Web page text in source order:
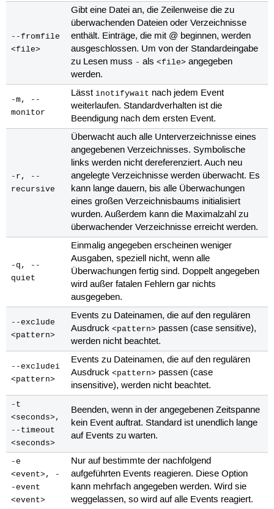
--fromfile
<file>
Gibt eine Datei an, die Zeilenweise die zu
überwachenden Dateien oder Verzeichnisse
enthält. Einträge, die mit @ beginnen, werden
ausgeschlossen. Um von der Standardeingabe
zu Lesen muss - als<file> angegeben
werden.
-m, --
monitor
Lässt inotifywait nach jedem Event
weiterlaufen. Standardverhalten ist die
Beendigung nach dem ersten Event.
-r, --
recursive
Überwacht auch alle Unterverzeichnisse eines
angegebenen Verzeichnisses. Symbolische
links werden nicht dereferenziert. Auch neu
angelegte Verzeichnisse werden überwacht. Es
kann lange dauern, bis alle Überwachungen
eines großen Verzeichnisbaums initialisiert
wurden. Außerdem kann die Maximalzahl zu
überwachender Verzeichnisse erreicht werden.
-q, --
quiet
Einmalig angegeben erscheinen weniger
Ausgaben, speziell nicht, wenn alle
Überwachungen fertig sind. Doppelt angegeben
wird außer fatalen Fehlern gar nichts
ausgegeben.
--exclude
<pattern>
Events zu Dateinamen, die auf den regulären
Ausdruck<pattern> passen (case sensitive),
werden nicht beachtet.
--excludei
<pattern>
Events zu Dateinamen, die auf den regulären
Ausdruck<pattern> passen (case
insensitive), werden nicht beachtet.
-t
<seconds>,
--timeout
<seconds>
Beenden, wenn in der angegebenen Zeitspanne
kein Event auftrat. Standard ist unendlich lange
auf Events zu warten.
-e
<event>, -
-event
<event>
Nur auf bestimmte der nachfolgend
aufgeführten Events reagieren. Diese Option
kann mehrfach angegeben werden. Wird sie
weggelassen, so wird auf alle Events reagiert.